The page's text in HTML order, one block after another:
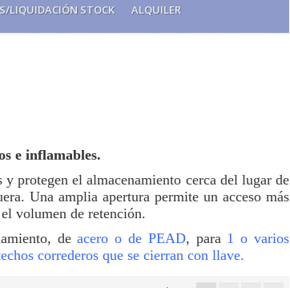
LIQUIDACIÓN STOCK ALQUILER
e inflamables.
protegen el almacenamiento cerca del lugar de
Una amplia apertura permite un acceso más
volumen de retención.
deacero o de PEAD, para 1 o varios
correderos que se cierran con llave.